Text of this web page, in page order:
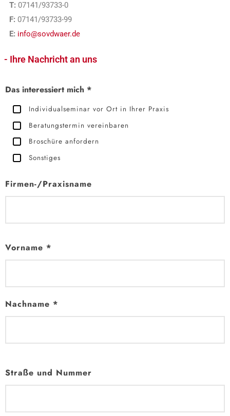
T: 07141/93733-0
F: 07141/93733-99
E: info@sovdwaer.de
- Ihre Nachricht an uns
BITTE LASSE DIESES FELD LEER.
Das interessiert mich *
Individualseminar vor Ort in Ihrer Praxis
Beratungstermin vereinbaren
Broschüre anfordern
Sonstiges
Firmen-/Praxisname
Vorname *
Nachname *
Straße und Nummer